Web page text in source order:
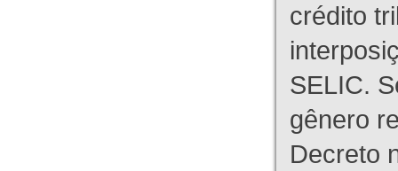
crédito
SELIC.
gênero
Decreto